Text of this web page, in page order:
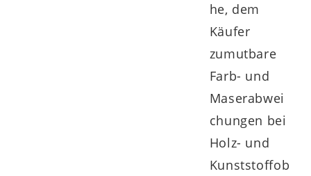
he, dem
Käufer
zumutbare
Farb- und
Maserabwei
chungen bei
Holz- und
Kunststoffob